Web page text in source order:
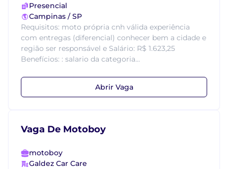
Presencial
Campinas / SP
Requisitos: moto própria cnh válida experiência
com entregas (diferencial) conhecer bem a cidade e
região ser responsável e Salário: R$ 1.623,25
Benefícios: : salario da categoria...
Abrir Vaga
Vaga De Motoboy
motoboy
Galdez Car Care